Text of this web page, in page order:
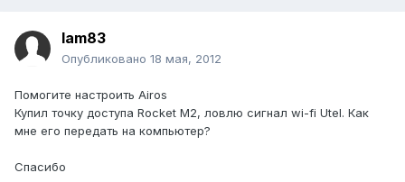
lam83
Опубликовано 18 мая, 2012
Помогите настроить Airos
Купил точку доступа Rocket M2, ловлю сигнал wi-fi Utel. Как
мне его передать на компьютер?
Спасибо